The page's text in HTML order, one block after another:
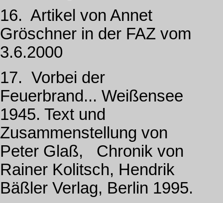
16. Artikel von Annet
Gröschner in der FAZ vom
3.6.2000
17. Vorbei der
Feuerbrand... Weißensee
1945. Text und
Zusammenstellung von
Peter Glaß, Chronik von
Rainer Kolitsch, Hendrik
Bäßler Verlag, Berlin 1995.